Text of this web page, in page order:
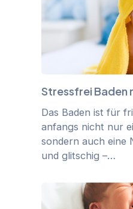
Stressfrei Baden
Das Baden ist für
anfangs nicht nur
sondern auch eine
und glitschig –…